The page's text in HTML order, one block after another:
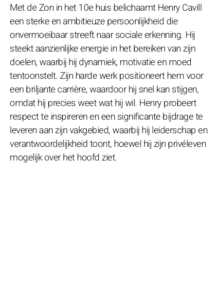
Met de Zon in het 10e huis belichaamt Henry Cavill
een sterke en ambitieuze persoonlijkheid die
onvermoeibaar streeft naar sociale erkenning. Hij
steekt aanzienlijke energie in het bereiken van zijn
doelen, waarbij hij dynamiek, motivatie en moed
tentoonstelt. Zijn harde werk positioneert hem voor
een briljante carrière, waardoor hij snel kan stijgen,
omdat hij precies weet wat hij wil. Henry probeert
respect te inspireren en een significante bijdrage te
leveren aan zijn vakgebied, waarbij hij leiderschap en
verantwoordelijkheid toont, hoewel hij zijn privéleven
mogelijk over het hoofd ziet.